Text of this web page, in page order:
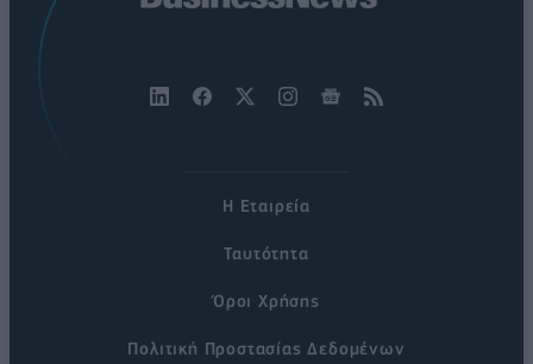
Η Εταιρεία
Ταυτότητα
Όροι Χρήσης
Πολιτική Προστασίας Δεδομένων